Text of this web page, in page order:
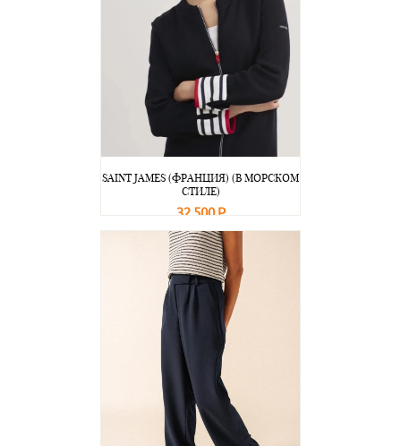
SAINT JAMES (ФРАНЦИЯ) (В МОРСКОМ
СТИЛЕ)
32 500 Р
В корзину Подробнее